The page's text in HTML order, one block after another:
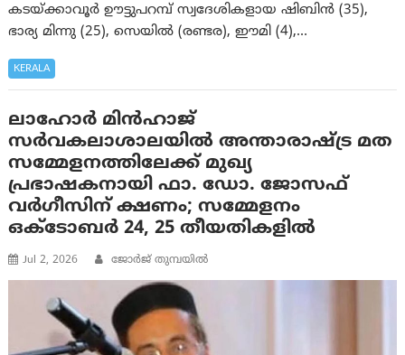
കടയ്ക്കാവൂർ ഊട്ടുപറമ്പ് സ്വദേശികളായ ഷിബിൻ (35),
ഭാര്യ മിന്നു (25), സെയിൽ (രണ്ടര), ഈമി (4),…
KERALA
ലാഹോർ മിൻഹാജ്
സർവകലാശാലയിൽ അന്താരാഷ്ട്ര മത
സമ്മേളനത്തിലേക്ക് മുഖ്യ
പ്രഭാഷകനായി ഫാ. ഡോ. ജോസഫ്
വർഗീസിന് ക്ഷണം; സമ്മേളനം
ഒക്ടോബര്‍ 24, 25 തീയതികളിൽ
Jul 2, 2026 ജോർജ് തുമ്പയിൽ